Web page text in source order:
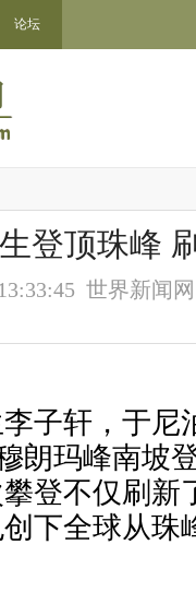
论坛
登顶珠峰
世界新闻
子轩，于尼
朗玛峰南坡
登不仅刷新
下全球从珠